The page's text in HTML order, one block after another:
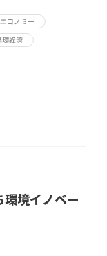
コノミー
環経済
境イノベー